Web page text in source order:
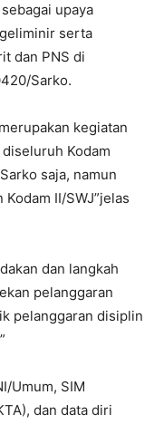
upaya
serta
dan PNS di
Sarko.
kegiatan
Kodam
saja, namun
II/SWJ”jelas
dan langkah
pelanggaran
pelanggaran disiplin
Umum, SIM
dan data diri